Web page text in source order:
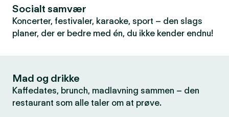
Socialt samvær
Koncerter, festivaler, karaoke, sport – den slags
planer, der er bedre med én, du ikke kender endnu!
Mad og drikke
Kaffedates, brunch, madlavning sammen – den
restaurant som alle taler om at prøve.